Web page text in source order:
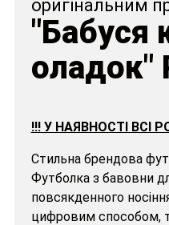
оригінальним
"Бабуся
оладок"
!!! У НАЯВНОСТІ ВСІ
Стильна брендова
Футболка з бавовни
повсякденного
цифровим способом,